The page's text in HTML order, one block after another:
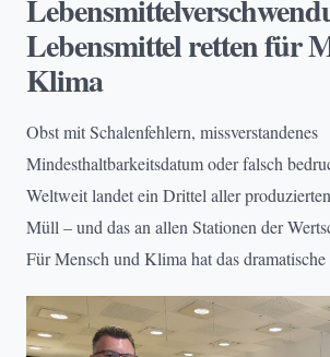
Lebensmittel retten für
Klima
Obst mit Schalenfehlern, missverstandenes
Mindesthaltbarkeitsdatum oder falsch
Weltweit landet ein Drittel aller
Müll – und das an allen Stationen der
Für Mensch und Klima hat das